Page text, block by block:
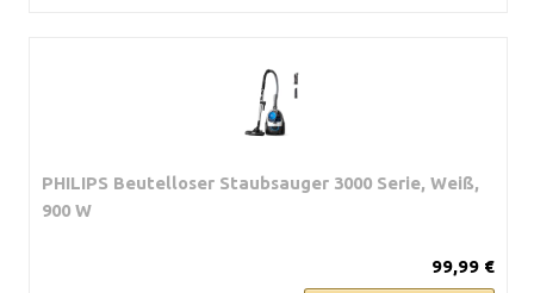
PHILIPS Beutelloser Staubsauger 3000 Serie, Weiß,
900 W
99,99 €